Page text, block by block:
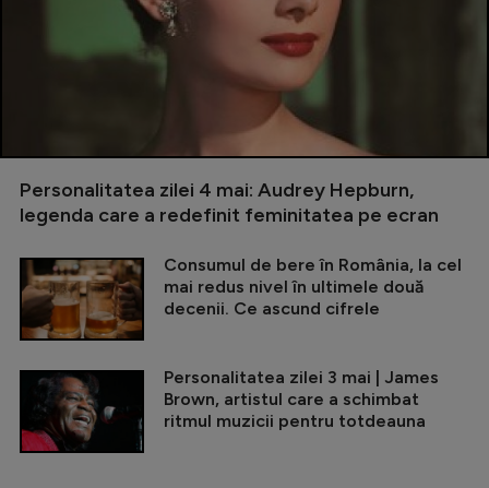
Personalitatea zilei 4 mai: Audrey Hepburn,
legenda care a redefinit feminitatea pe ecran
Consumul de bere în România, la cel
mai redus nivel în ultimele două
decenii. Ce ascund cifrele
Personalitatea zilei 3 mai | James
Brown, artistul care a schimbat
ritmul muzicii pentru totdeauna